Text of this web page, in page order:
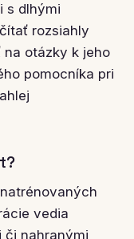
s dlhými
rozsiahly
na otázky k jeho
pomocníka pri
vedia
či nahranými